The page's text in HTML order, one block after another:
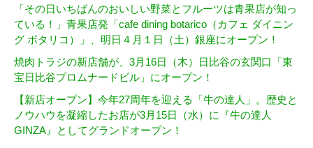
「その日いちばんのおいしい野菜とフルーツは青果店が知っ
ている！」青果店発「cafe dining botarico（カフェ ダイニン
グ ボタリコ）」、明日４月１日（土）銀座にオープン！
焼肉トラジの新店舗が、3月16日（木）日比谷の玄関口「東
宝日比谷プロムナードビル」にオープン！
【新店オープン】今年27周年を迎える「牛の達人」。歴史と
ノウハウを凝縮したお店が3月15日（水）に『牛の達人
GINZA』としてグランドオープン！